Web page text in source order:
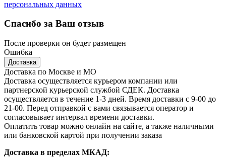
персональных данных
Спасибо за Ваш отзыв
После проверки он будет размещен
Ошибка
Доставка
Доставка по Москве и МО
Доставка осуществляется курьером компании или
партнерской курьерской службой СДЕК. Доставка
осуществляется в течение 1-3 дней. Время доставки с 9-00 до
21-00. Перед отправкой с вами связывается оператор и
согласовывает интервал времени доставки.
Оплатить товар можно онлайн на сайте, а также наличными
или банковской картой при получении заказа
Доставка в пределах МКАД: